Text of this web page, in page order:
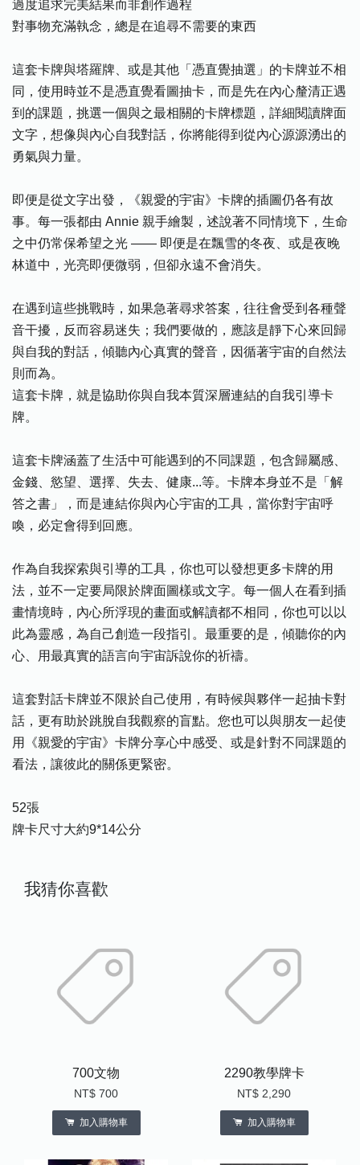
過度追求完美結果而非創作過程
對事物充滿執念，總是在追尋不需要的東西
這套卡牌與塔羅牌、或是其他「憑直覺抽選」的卡牌並不相
同，使用時並不是憑直覺看圖抽卡，而是先在內心釐清正遇
到的課題，挑選一個與之最相關的卡牌標題，詳細閱讀牌面
文字，想像與內心自我對話，你將能得到從內心源源湧出的
勇氣與力量。
即便是從文字出發，《親愛的宇宙》卡牌的插圖仍各有故
事。每一張都由 Annie 親手繪製，述說著不同情境下，生命
之中仍常保希望之光 —— 即便是在飄雪的冬夜、或是夜晚
林道中，光亮即便微弱，但卻永遠不會消失。
在遇到這些挑戰時，如果急著尋求答案，往往會受到各種聲
音干擾，反而容易迷失；我們要做的，應該是靜下心來回歸
與自我的對話，傾聽內心真實的聲音，因循著宇宙的自然法
則而為。
這套卡牌，就是協助你與自我本質深層連結的自我引導卡
牌。
這套卡牌涵蓋了生活中可能遇到的不同課題，包含歸屬感、
金錢、慾望、選擇、失去、健康...等。卡牌本身並不是「解
答之書」，而是連結你與內心宇宙的工具，當你對宇宙呼
喚，必定會得到回應。
作為自我探索與引導的工具，你也可以發想更多卡牌的用
法，並不一定要局限於牌面圖樣或文字。每一個人在看到插
畫情境時，內心所浮現的畫面或解讀都不相同，你也可以以
此為靈感，為自己創造一段指引。最重要的是，傾聽你的內
心、用最真實的語言向宇宙訴說你的祈禱。
這套對話卡牌並不限於自己使用，有時候與夥伴一起抽卡對
話，更有助於跳脫自我觀察的盲點。您也可以與朋友一起使
用《親愛的宇宙》卡牌分享心中感受、或是針對不同課題的
看法，讓彼此的關係更緊密。
52張
牌卡尺寸大約9*14公分
我猜你喜歡
700文物
NT$ 700
加入購物車
2290教學牌卡
NT$ 2,290
加入購物車